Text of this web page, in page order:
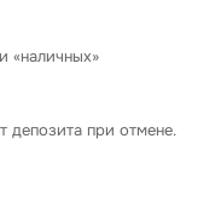
«наличных»
депозита при отмене.